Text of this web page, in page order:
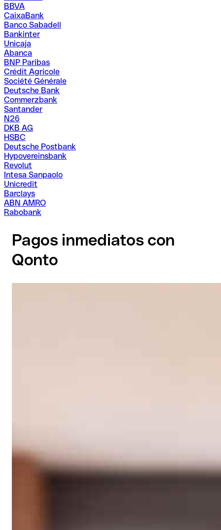
BBVA
CaixaBank
Banco Sabadell
Bankinter
Unicaja
Abanca
BNP Paribas
Crédit Agricole
Société Générale
Deutsche Bank
Commerzbank
Santander
N26
DKB AG
HSBC
Deutsche Postbank
Hypovereinsbank
Revolut
Intesa Sanpaolo
Unicredit
Barclays
ABN AMRO
Rabobank
Pagos inmediatos con
Qonto